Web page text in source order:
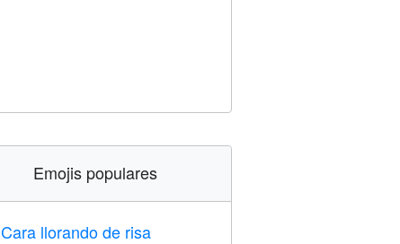
Emojis populares
Cara llorando de risa